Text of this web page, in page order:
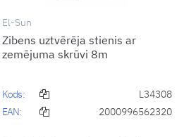
El-Sun
Zibens uztvērēja stienis ar
zemējuma skrūvi 8m
Kods:
L34308
EAN:
2000996562320